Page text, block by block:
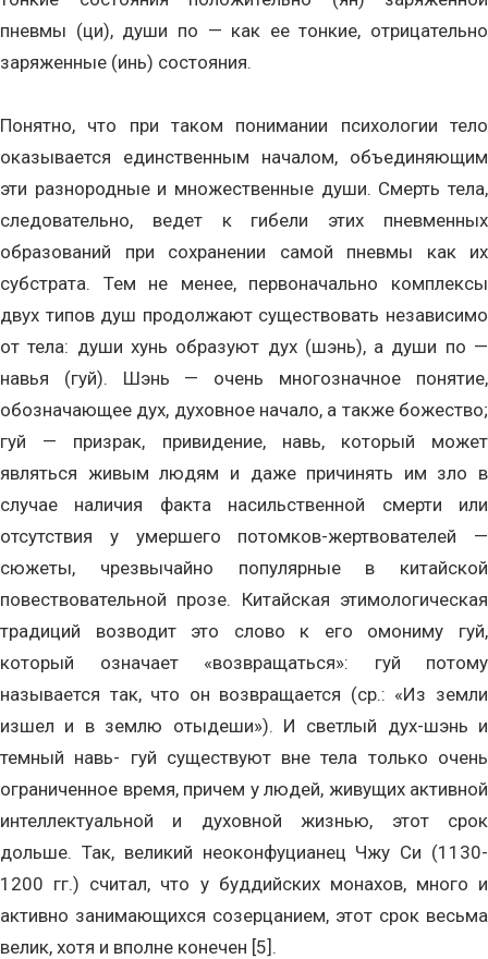
пневмы (ци), души по — как ее тонкие, отрицательно
заряженные (инь) состояния.
Понятно, что при таком понимании психологии тело
оказывается единственным началом, объединяющим
эти разнородные и множественные души. Смерть тела,
следовательно, ведет к гибели этих пневменных
образований при сохранении самой пневмы как их
субстрата. Тем не менее, первоначально комплексы
двух типов душ продолжают существовать независимо
от тела: души хунь образуют дух (шэнь), а души по —
навья (гуй). Шэнь — очень многозначное понятие,
обозначающее дух, духовное начало, а также божество;
гуй — призрак, привидение, навь, который может
являться живым людям и даже причинять им зло в
случае наличия факта насильственной смерти или
отсутствия у умершего потомков-жертвователей —
сюжеты, чрезвычайно популярные в китайской
повествовательной прозе. Китайская этимологическая
традиций возводит это слово к его омониму гуй,
который означает «возвращаться»: гуй потому
называется так, что он возвращается (ср.: «Из земли
изшел и в землю отыдеши»). И светлый дух-шэнь и
темный навь- гуй существуют вне тела только очень
ограниченное время, причем у людей, живущих активной
интеллектуальной и духовной жизнью, этот срок
дольше. Так, великий неоконфуцианец Чжу Си (1130-
1200 гг.) считал, что у буддийских монахов, много и
активно занимающихся созерцанием, этот срок весьма
велик, хотя и вполне конечен [5].